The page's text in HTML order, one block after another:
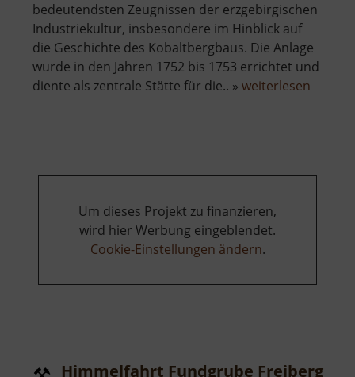
bedeutendsten Zeugnissen der erzgebirgischen
Industriekultur, insbesondere im Hinblick auf
die Geschichte des Kobaltbergbaus. Die Anlage
wurde in den Jahren 1752 bis 1753 errichtet und
diente als zentrale Stätte für die.. » weiterlesen
Um dieses Projekt zu finanzieren,
wird hier Werbung eingeblendet.
Cookie-Einstellungen ändern.
Himmelfahrt Fundgrube Freiberg